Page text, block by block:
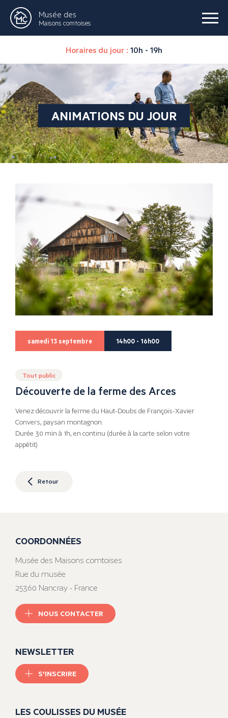
Musée des
Maisons comtoises
Horaires du jour : 10h - 19h
ANIMATIONS DU JOUR
samedi 13 septembre 14h00 - 16h00
Tout public
Découverte de la ferme des Arces
Venez découvrir la ferme du Haut-Doubs de François-Xavier
Convers, paysan montagnon.
Durée 30 min à 1h, en continu (durée à la carte selon votre
appétit)
Retour
COORDONNÉES
Musée des Maisons comtoises
Rue du musée
25360 Nancray - France
NOUS CONTACTER
NEWSLETTER
S'INSCRIRE
LES COULISSES DU MUSÉE